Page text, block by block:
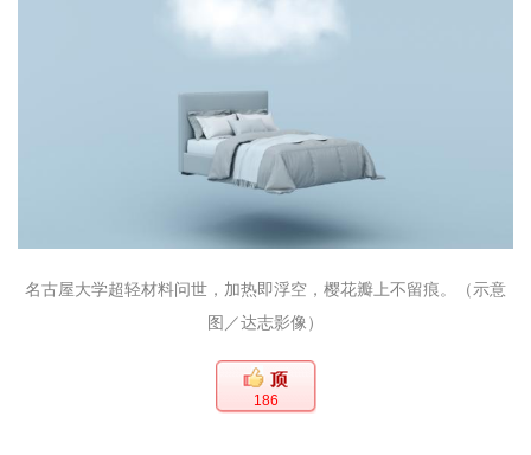
名古屋大学超轻材料问世，加热即浮空，樱花瓣上不留痕。（示意
图／达志影像）
186